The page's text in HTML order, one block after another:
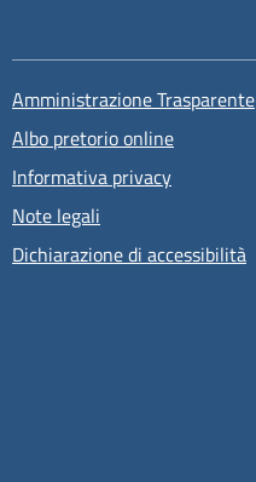
Amministrazione Trasparente
Albo pretorio online
Informativa privacy
Note legali
Dichiarazione di accessibilità